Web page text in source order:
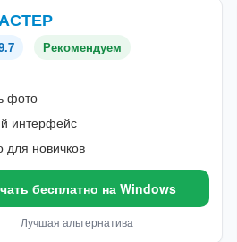
Рекомендуем
фото
интерфейс
для новичков
бесплатно на Windows
Лучшая альтернатива